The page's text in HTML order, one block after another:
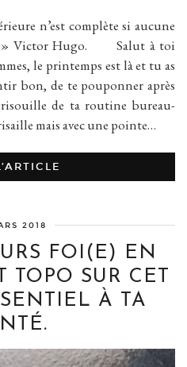
n’est complète si aucune
» Victor Hugo. Salut à toi
le printemps est là et tu as
bon, de te pouponner après
de ta routine bureau-
mais avec une pointe…
2018
FOI(E) EN
TOPO SUR CET
À TA